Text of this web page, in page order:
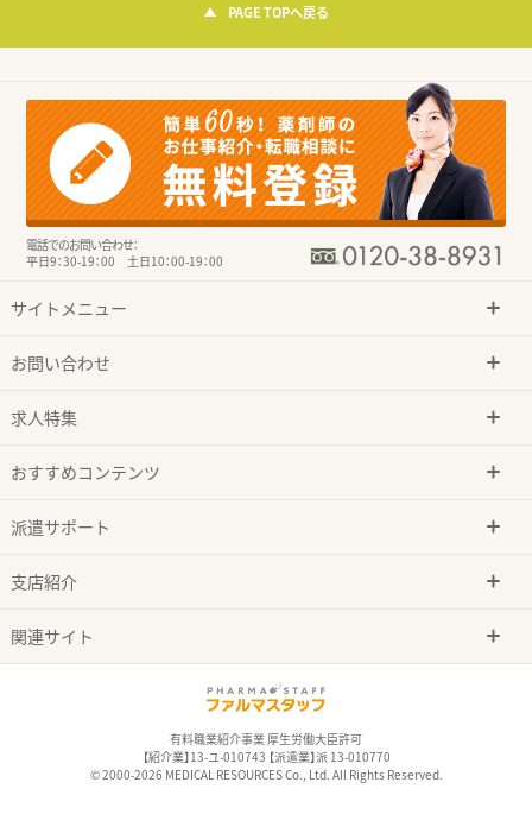
PAGE TOPへ戻る
電話でのお問い合わせ：
平日9：30-19：00 土日10：00-19：00
サイトメニュー
お問い合わせ
求人特集
おすすめコンテンツ
派遣サポート
支店紹介
関連サイト
有料職業紹介事業 厚生労働大臣許可
【紹介業】13-ユ-010743 【派遣業】派 13-010770
© 2000-2026 MEDICAL RESOURCES Co., Ltd. All Rights Reserved.